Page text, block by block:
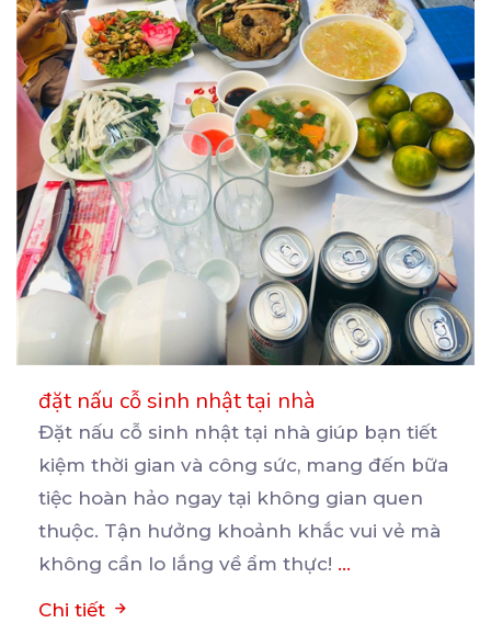
đặt nấu cỗ sinh nhật tại nhà
Đặt nấu cỗ sinh nhật tại nhà giúp bạn tiết
kiệm thời gian và công sức, mang đến bữa
tiệc hoàn hảo ngay tại không gian quen
thuộc. Tận hưởng khoảnh khắc vui vẻ mà
không cần lo lắng về ẩm thực! ...
Chi tiết